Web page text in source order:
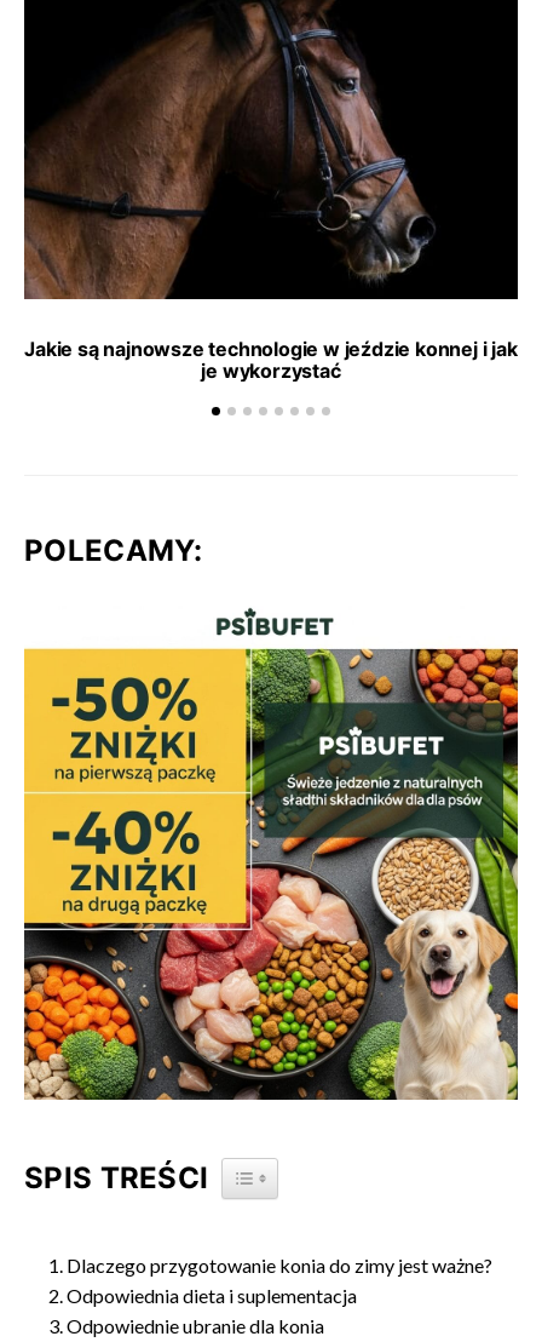
Jakie są najnowsze technologie w jeździe konnej i jak
je wykorzystać
POLECAMY:
SPIS TREŚCI TOGGLE TABLE OF CONTENT
Dlaczego przygotowanie konia do zimy jest ważne?
Odpowiednia dieta i suplementacja
Odpowiednie ubranie dla konia